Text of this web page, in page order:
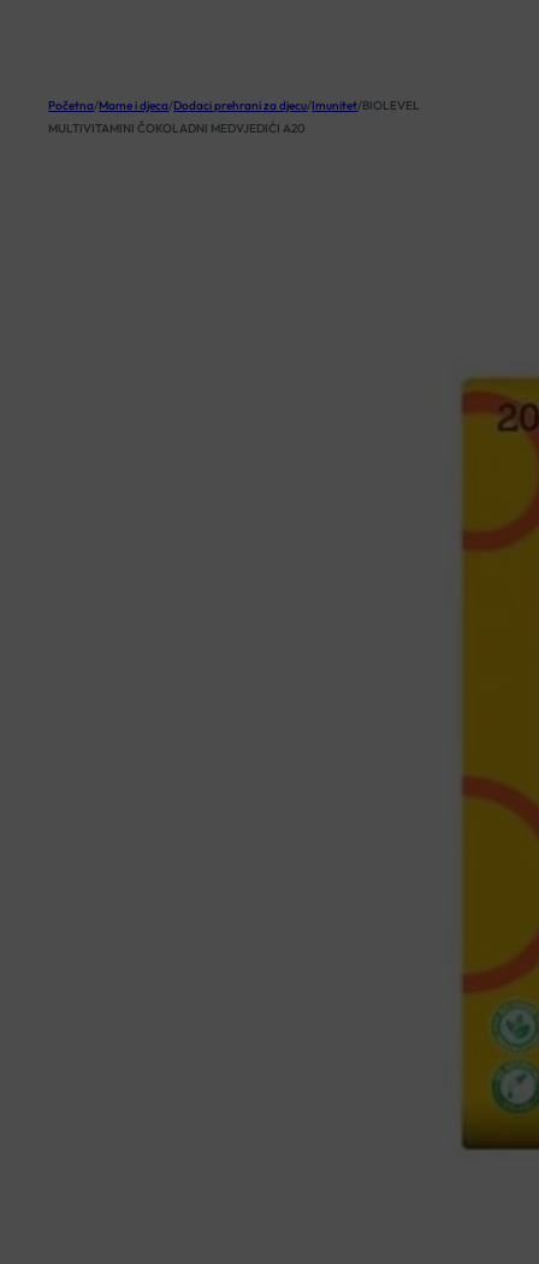
Početna/Mame i djeca/Dodaci prehrani za djecu/Imunitet/BIOLEVEL
MULTIVITAMINI ČOKOLADNI MEDVJEDIĆI A20